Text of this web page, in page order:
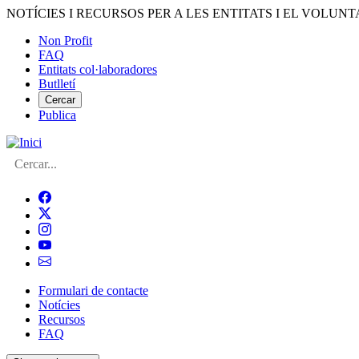
Vés
contingut
NOTÍCIES I RECURSOS PER A LES ENTITATS I EL
Menú
del
compte
d'usuari
Non Profit
FAQ
Entitats col·laboradores
Butlletí
Cercar
Publica
Cerca
Navegació
principal
de
Formulari de contacte
Notícies
Recursos
FAQ